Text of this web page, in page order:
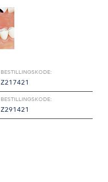
BESTILLINGSKODE:
Z217421
BESTILLINGSKODE:
Z291421